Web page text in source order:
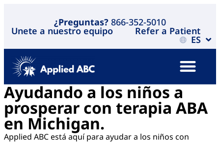
¿Preguntas? 866-352-5010
Unete a nuestro equipo Refer a Patient
ES
Ayudando a los niños a
prosperar con terapia ABA
en Michigan.
Applied ABC está aquí para ayudar a los niños con